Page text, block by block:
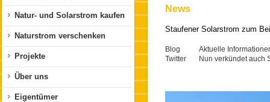
Natur- und Solarstrom kaufen
Naturstrom verschenken
Projekte
Über uns
Eigentümer
News
Staufener Solarstrom zum
Blog
Aktuelle Informationen
Twitter Nun verkündet auch